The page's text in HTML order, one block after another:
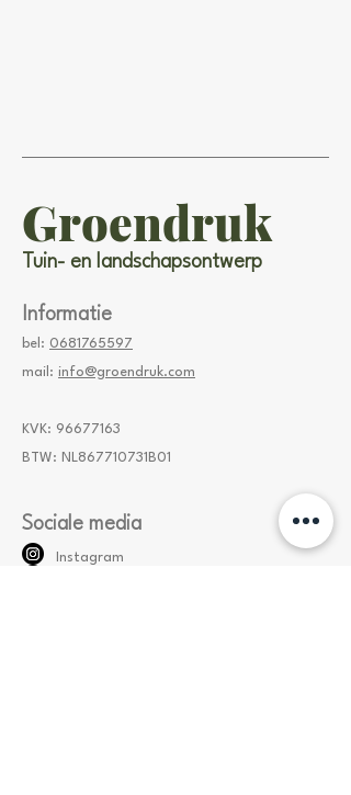
Groendruk
Tuin- en landschapsontwerp
Informatie
bel: 0681765597
mail: info@groendruk.com
KVK: 96677163
BTW: NL867710731B01
Sociale media
Instagram